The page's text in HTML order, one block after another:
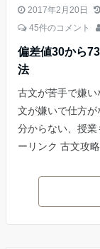
2017年2月20日
45件のコメント
偏差値30から
法
古文が苦手で嫌
文が嫌いで仕方
分からない、授
ーリンク 古文攻